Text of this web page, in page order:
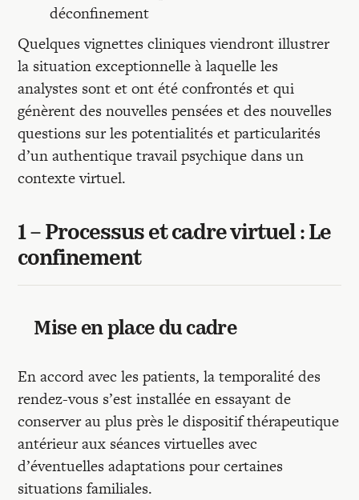
déconfinement
Quelques vignettes cliniques viendront illustrer
la situation exceptionnelle à laquelle les
analystes sont et ont été confrontés et qui
génèrent des nouvelles pensées et des nouvelles
questions sur les potentialités et particularités
d’un authentique travail psychique dans un
contexte virtuel.
1 – Processus et cadre virtuel : Le
confinement
Mise en place du cadre
En accord avec les patients, la temporalité des
rendez-vous s’est installée en essayant de
conserver au plus près le dispositif thérapeutique
antérieur aux séances virtuelles avec
d’éventuelles adaptations pour certaines
situations familiales.